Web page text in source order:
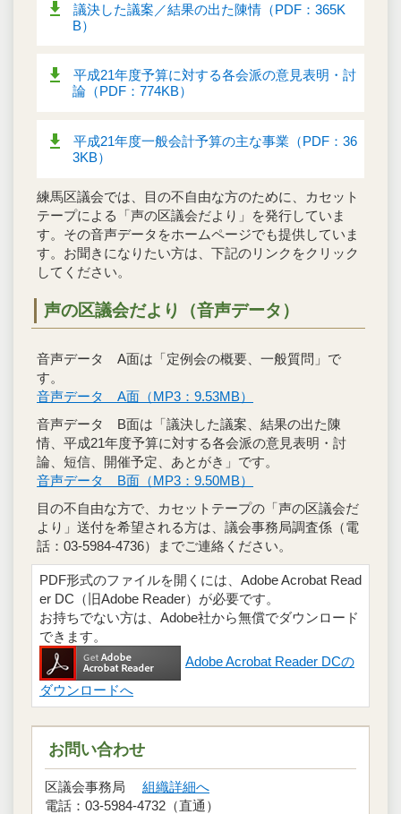
議決した議案／結果の出た陳情（PDF：365K
B）
平成21年度予算に対する各会派の意見表明・討
論（PDF：774KB）
平成21年度一般会計予算の主な事業（PDF：36
3KB）
練馬区議会では、目の不自由な方のために、カセット
テープによる「声の区議会だより」を発行していま
す。その音声データをホームページでも提供していま
す。お聞きになりたい方は、下記のリンクをクリック
してください。
声の区議会だより（音声データ）
音声データ A面は「定例会の概要、一般質問」で
す。
音声データ A面（MP3：9.53MB）
音声データ B面は「議決した議案、結果の出た陳
情、平成21年度予算に対する各会派の意見表明・討
論、短信、開催予定、あとがき」です。
音声データ B面（MP3：9.50MB）
目の不自由な方で、カセットテープの「声の区議会だ
より」送付を希望される方は、議会事務局調査係（電
話：03-5984-4736）までご連絡ください。
PDF形式のファイルを開くには、Adobe Acrobat Read
er DC（旧Adobe Reader）が必要です。
お持ちでない方は、Adobe社から無償でダウンロード
できます。
Adobe Acrobat Reader DCの
ダウンロードへ
お問い合わせ
区議会事務局 組織詳細へ
電話：03-5984-4732（直通）